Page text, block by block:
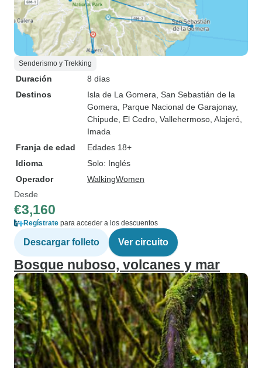
Senderismo y Trekking
Duración
8 días
Destinos
Isla de La Gomera , San Sebastián de la
Gomera , Parque Nacional de Garajonay,
Chipude , El Cedro , Vallehermoso , Alajeró
Imada
Franja de edad
Edades 18+
Idioma
Solo: Inglés
Operador
WalkingWomen
Desde
€3,160
Regístrate para acceder a los descuentos
Descargar folleto Ver circuito
Bosque nuboso, volcanes y mar